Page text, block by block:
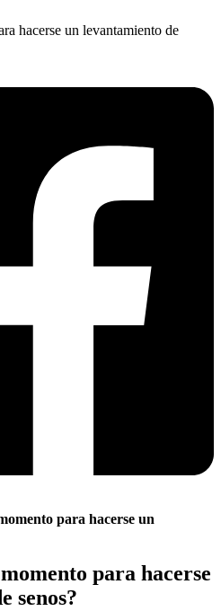
hacerse un levantamiento de
para hacerse un
para hacerse
senos?